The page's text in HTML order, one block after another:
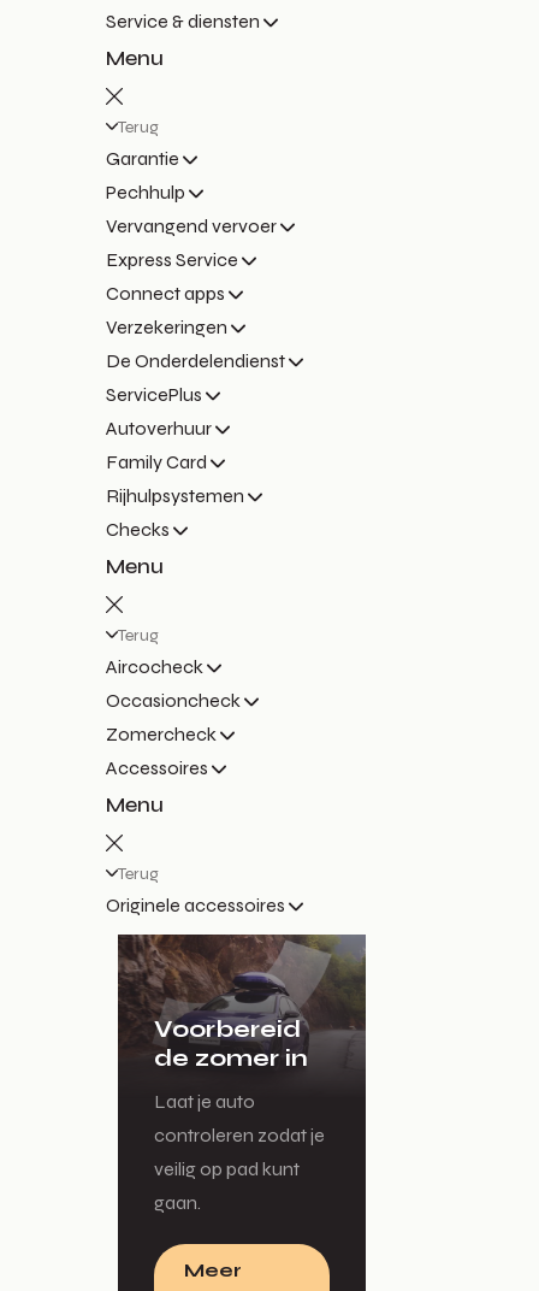
Service & diensten
Menu
Terug
Garantie
Pechhulp
Vervangend vervoer
Express Service
Connect apps
Verzekeringen
De Onderdelendienst
ServicePlus
Autoverhuur
Family Card
Rijhulpsystemen
Checks
Menu
Terug
Aircocheck
Occasioncheck
Zomercheck
Accessoires
Menu
Terug
Originele accessoires
Voorbereid
de zomer in
Laat je auto
controleren zodat je
veilig op pad kunt
gaan.
Meer